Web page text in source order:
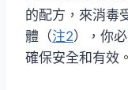
的配方，來消毒
體（注2），你
確保安全和有效。